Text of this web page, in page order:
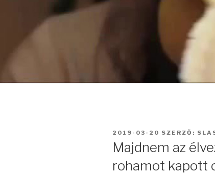
BEKÜLDVE:
2019-03-20 SZERZŐ:
Majdnem az
rohamot kapott